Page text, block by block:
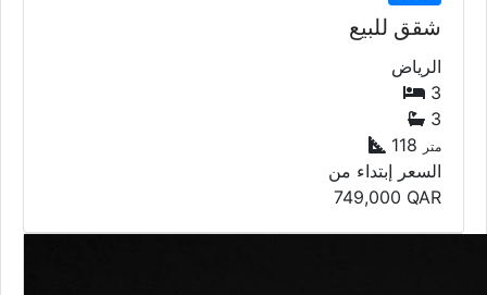
شقق للبيع
الرياض
3
3
118 متر
السعر إبتداء من
749,000 QAR